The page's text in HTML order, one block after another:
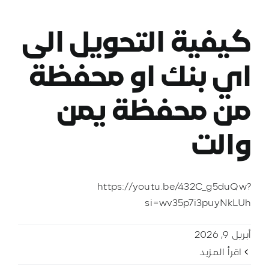
كيفية التحويل الى
اي بنك او محفظة
من محفظة يمن
والت
https://youtu.be/432C_g5duQw?
si=wv35p7i3puyNkLUh
أبريل 9, 2026